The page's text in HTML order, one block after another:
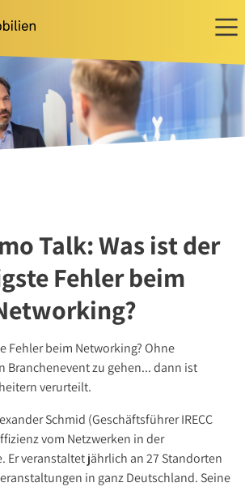
Talk: Was ist der
Fehler beim
Fehler beim Networking? Ohne
Branchenevent zu gehen... dann ist
verurteilt.
Schmid (Geschäftsführer IRECC
vom Netzwerken in der
Er veranstaltet jährlich an 27 Standorten
in ganz Deutschland. Seine